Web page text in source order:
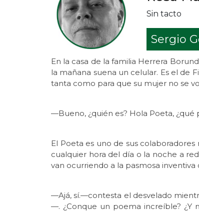
Sin tacto
Sergio
En la casa de la familia Herrera
la mañana suena un celular. Es el de
tanta como para que su mujer no se
—Bueno, ¿quién es? Hola Poeta, ¿qué
El Poeta es uno de sus
cualquier hora del día o la noche a
van ocurriendo a la pasmosa
—Ajá, sí.—contesta el desvelado
—. ¿Conque un poema increíble? ¿Y